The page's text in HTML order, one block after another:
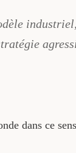
dans ce